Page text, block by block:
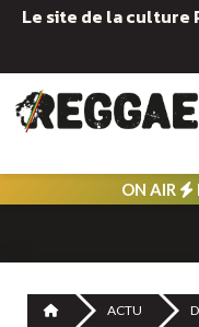
Le site de la culture
ON AIR
ACTU